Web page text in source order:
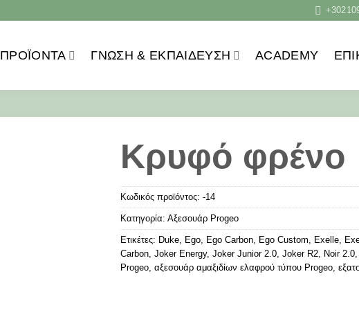
ΠΡΟΪOΝΤΑ ΓΝΏΣΗ & ΕΚΠΑΊΔΕΥΣΗ ACADEMY
Κρυφό φρένο
Κωδικός προϊόντος: -14
Κατηγορία: Αξεσουάρ Progeo
Ετικέτες: Duke, Ego, Ego Carbon, Ego Custom, Exelle,
Carbon, Joker Energy, Joker Junior 2.0, Joker R2, Noir 2.0,
Progeo, αξεσουάρ αμαξιδίων ελαφρού τύπου Progeo,